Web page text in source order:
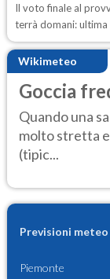
Il voto finale al
terrà domani: ultima
Wikimeteo
Goccia
Quando una
molto stretta
(tipic...
Previsioni
Piemonte